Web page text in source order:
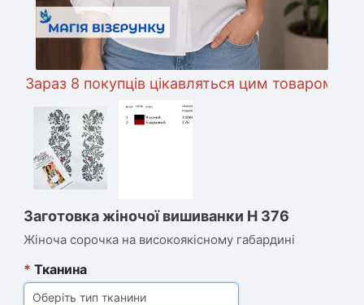
8 покупців цікавляться цим товаром
Заготовка жіночої вишиванки Н 376
Жіноча сорочка на високоякісному габардині
* Тканина
Оберіть тип тканини